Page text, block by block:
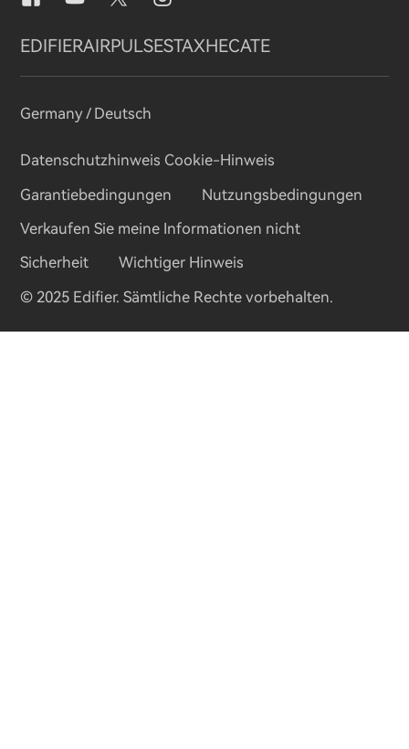
Musikstreaming
EDIFIERAIRPULSESTAXHECATE
Datenschutzhinweis Cookie-Hinweis
Garantiebedingungen
Nutzungsbedingungen
Verkaufen Sie meine Informationen nicht
Sicherheit
Wichtiger Hinweis
Germany / Deutsch
© 2025 Edifier. Sämtliche Rechte vorbehalten.